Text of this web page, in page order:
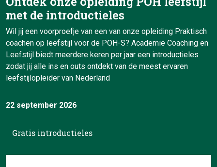
met de introductieles
Wil jij een voorproefje van een van onze opleiding Praktisch
coachen op leefstijl voor de POH-S? Academie Coaching en
Leefstijl biedt meerdere keren per jaar een introductieles
zodat jij alle ins en outs ontdekt van de meest ervaren
leefstijlopleider van Nederland
22 september 2026
Gratis introductieles